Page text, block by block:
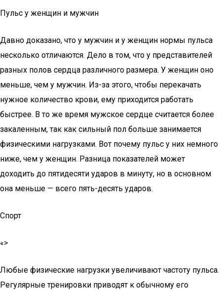
Пульс у женщин и мужчин
Давно доказано, что у мужчин и у женщин нормы пульса
несколько отличаются. Дело в том, что у представителей
разных полов сердца различного размера. У женщин оно
меньше, чем у мужчин. Из-за этого, чтобы перекачать
нужное количество крови, ему приходится работать
быстрее. В то же время мужское сердце считается более
закаленным, так как сильный пол больше занимается
физическими нагрузками. Вот почему пульс у них немного
ниже, чем у женщин. Разница показателей может
доходить до пятидесяти ударов в минуту, но в основном
она меньше — всего пять-десять ударов.
Спорт
«>
Любые физические нагрузки увеличивают частоту пульса.
Регулярные тренировки приводят к обычному его